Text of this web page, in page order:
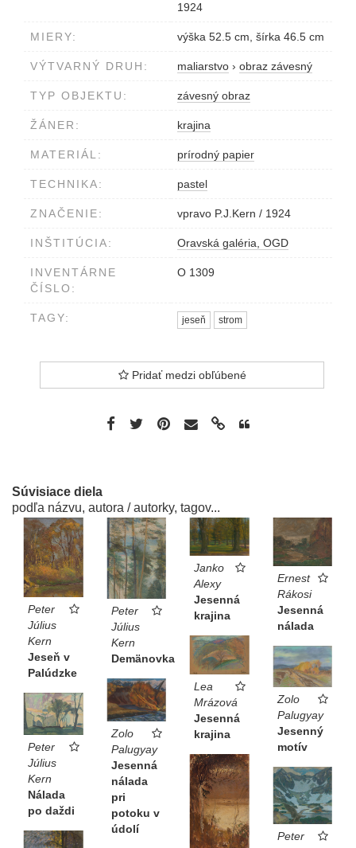
1924
MIERY: výška 52.5 cm, šírka 46.5 cm
VÝTVARNÝ DRUH: maliarstvo › obraz závesný
TYP OBJEKTU: závesný obraz
ŽÁNER: krajina
MATERIÁL: prírodný papier
TECHNIKA: pastel
ZNAČENIE: vpravo P.J.Kern / 1924
INŠTITÚCIA: Oravská galéria, OGD
INVENTÁRNE
ČÍSLO:
O 1309
TAGY: jeseň strom
Pridať medzi obľúbené
Súvisiace diela
podľa názvu, autora / autorky, tagov...
Peter
Július
Kern
Jeseň v
Palúdzke
Peter
Július
Kern
Demänovka
Janko
Alexy
Jesenná
krajina
Ernest
Rákosi
Jesenná
nálada
Lea
Mrázová
Jesenná
krajina
Zolo
Palugyay
Jesenný
motív
Zolo
Palugyay
Jesenná
nálada
pri
potoku v
údolí
Peter
Július
Kern
Nálada
po daždi
Peter